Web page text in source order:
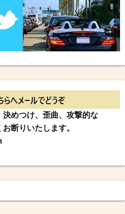
めつけ、歪曲、攻撃的な
断りいたします。